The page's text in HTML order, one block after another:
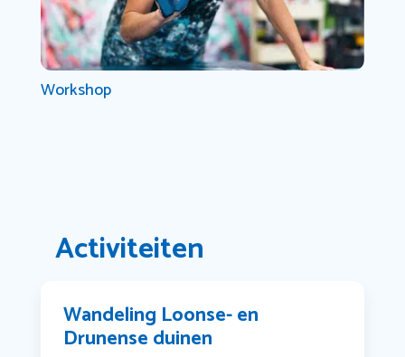
Workshop
Activiteiten
Wandeling Loonse- en
Drunense duinen